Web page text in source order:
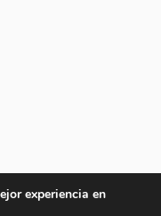
experiencia en